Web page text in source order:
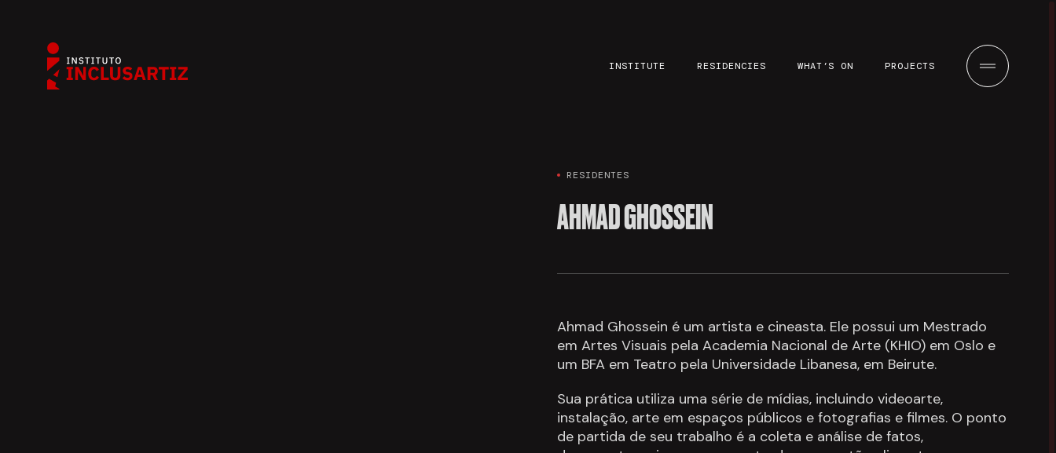
INSTITUTE RESIDENCIES WHAT’S ON PROJECTS
RESIDENTES
AHMAD GHOSSEIN
Ahmad Ghossein é um artista e cineasta. Ele possui um Mestrado
em Artes Visuais pela Academia Nacional de Arte (KHIO) em Oslo e
um BFA em Teatro pela Universidade Libanesa, em Beirute.
Sua prática utiliza uma série de mídias, incluindo videoarte,
instalação, arte em espaços públicos e fotografias e filmes. O ponto
de partida de seu trabalho é a coleta e análise de fatos,